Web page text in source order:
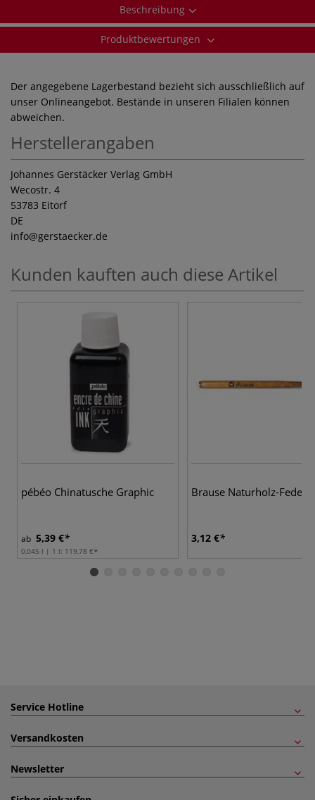
Beschreibung
Produktbewertungen
Der angegebene Lagerbestand bezieht sich ausschließlich auf
unser Onlineangebot. Bestände in unseren Filialen können
abweichen.
Herstellerangaben
Johannes Gerstäcker Verlag GmbH
Wecostr. 4
53783 Eitorf
DE
info@gerstaecker.de
Kunden kauften auch diese Artikel
pébéo Chinatusche Graphic
ab 5,39 €
0,045 l | 1 l: 119,78 €
Brause Naturholz-
3,12 €
Service Hotline
Versandkosten
Newsletter